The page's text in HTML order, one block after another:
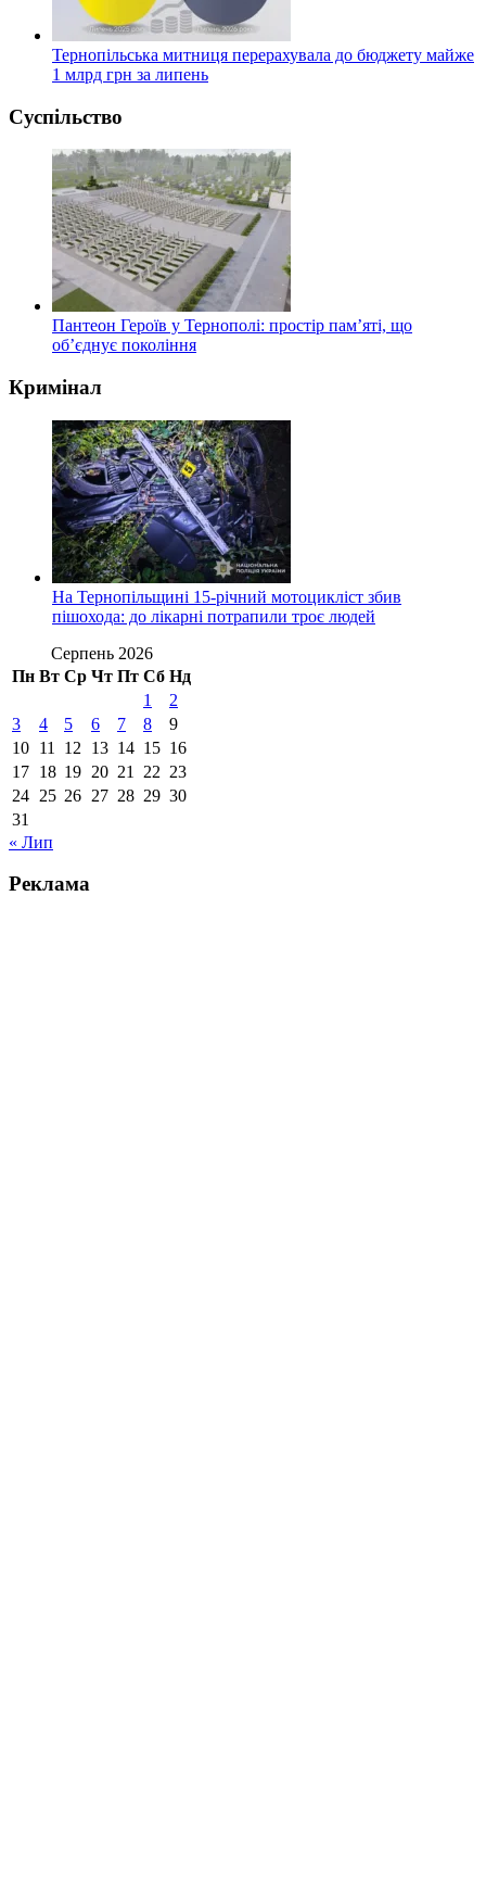
Тернопільська митниця перерахувала до бюджету майже
1 млрд грн за липень
Суспільство
Пантеон Героїв у Тернополі: простір пам’яті, що
об’єднує покоління
Кримінал
На Тернопільщині 15-річний мотоцикліст збив
пішохода: до лікарні потрапили троє людей
Серпень 2026
Пн Вт Ср Чт Пт Сб Нд
1
2
3
4 5 6 7 8
9
10 11 12 13 14 15 16
17 18 19 20 21 22 23
24 25 26 27 28 29 30
31
« Лип
Реклама